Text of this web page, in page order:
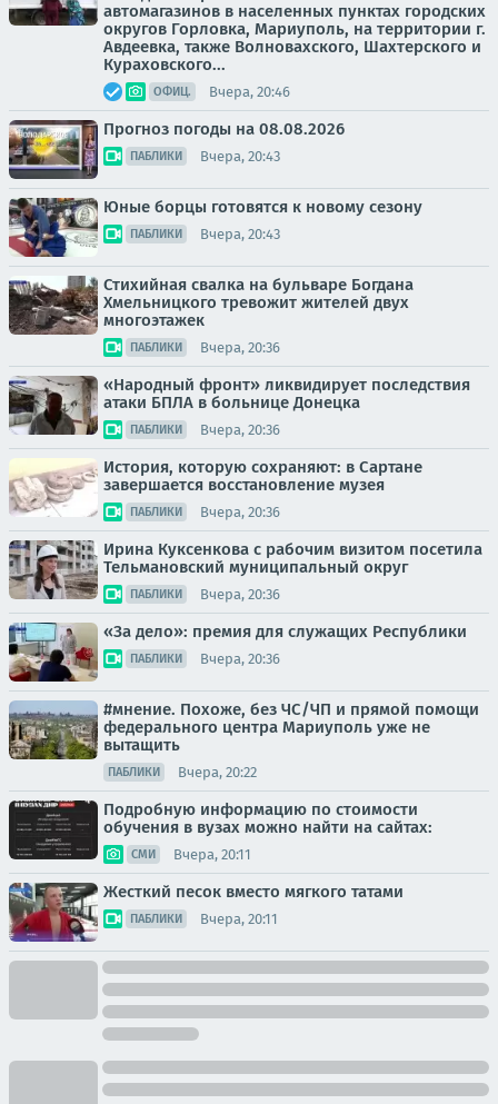
автомагазинов в населенных пунктах городских
округов Горловка, Мариуполь, на территории г.
Авдеевка, также Волновахского, Шахтерского и
Кураховского...
ОФИЦ. Вчера, 20:46
Прогноз погоды на 08.08.2026
ПАБЛИКИ Вчера, 20:43
Юные борцы готовятся к новому сезону
ПАБЛИКИ Вчера, 20:43
Стихийная свалка на бульваре Богдана
Хмельницкого тревожит жителей двух
многоэтажек
ПАБЛИКИ Вчера, 20:36
«Народный фронт» ликвидирует последствия
атаки БПЛА в больнице Донецка
ПАБЛИКИ Вчера, 20:36
История, которую сохраняют: в Сартане
завершается восстановление музея
ПАБЛИКИ Вчера, 20:36
Ирина Куксенкова с рабочим визитом посетила
Тельмановский муниципальный округ
ПАБЛИКИ Вчера, 20:36
«За дело»: премия для служащих Республики
ПАБЛИКИ Вчера, 20:36
#мнение. Похоже, без ЧС/ЧП и прямой помощи
федерального центра Мариуполь уже не
вытащить
ПАБЛИКИ Вчера, 20:22
Подробную информацию по стоимости
обучения в вузах можно найти на сайтах:
СМИ Вчера, 20:11
Жесткий песок вместо мягкого татами
ПАБЛИКИ Вчера, 20:11